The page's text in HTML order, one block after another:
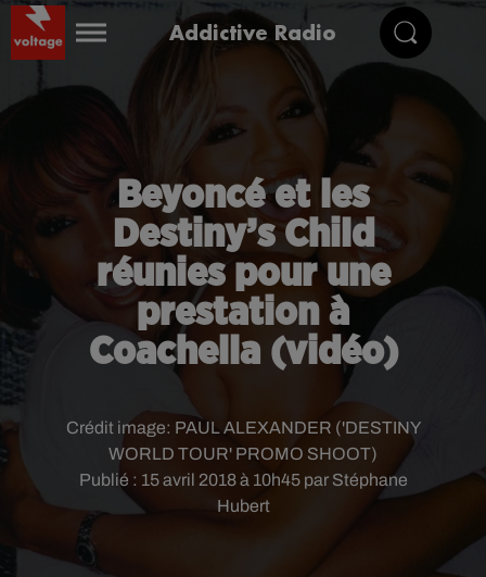
Addictive Radio
Beyoncé et les
Destiny’s Child
réunies pour une
prestation à
Coachella (vidéo)
Publié : 15 avril 2018 à 10h45 par Stéphane
Hubert
Crédit image: PAUL ALEXANDER ('DESTINY
WORLD TOUR' PROMO SHOOT)